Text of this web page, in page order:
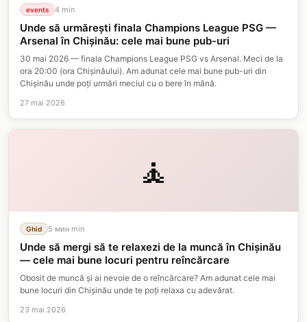
events 4 min
Unde să urmărești finala Champions League PSG —
Arsenal în Chișinău: cele mai bune pub-uri
30 mai 2026 — finala Champions League PSG vs Arsenal. Meci de la
ora 20:00 (ora Chișinăului). Am adunat cele mai bune pub-uri din
Chișinău unde poți urmări meciul cu o bere în mână.
27 mai 2026
🧘
Ghid 5 мин min
Unde să mergi să te relaxezi de la muncă în Chișinău
— cele mai bune locuri pentru reîncărcare
Obosit de muncă și ai nevoie de o reîncărcare? Am adunat cele mai
bune locuri din Chișinău unde te poți relaxa cu adevărat.
23 mai 2026